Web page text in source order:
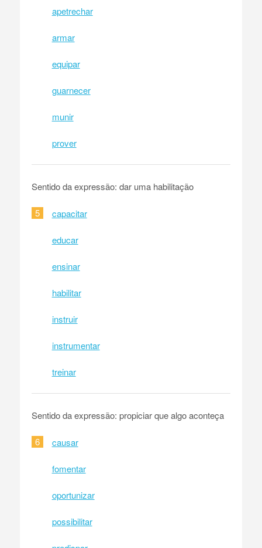
apetrechar
armar
equipar
guarnecer
munir
prover
Sentido da expressão: dar uma habilitação
5 capacitar
educar
ensinar
habilitar
instruir
instrumentar
treinar
Sentido da expressão: propiciar que algo aconteça
6 causar
fomentar
oportunizar
possibilitar